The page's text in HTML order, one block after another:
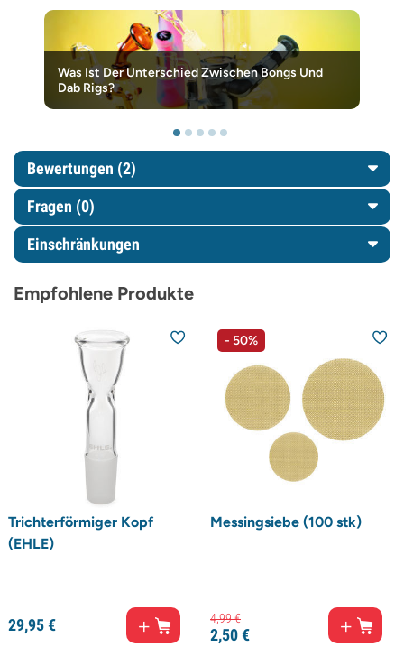
Was Ist Der Unterschied Zwischen Bongs Und
Dab Rigs?
Bewertungen (2)
Fragen (0)
Einschränkungen
Empfohlene Produkte
Trichterförmiger Kopf
(EHLE)
29,95€
- 50%
Messingsiebe (100 stk)
4,99€
2,50€